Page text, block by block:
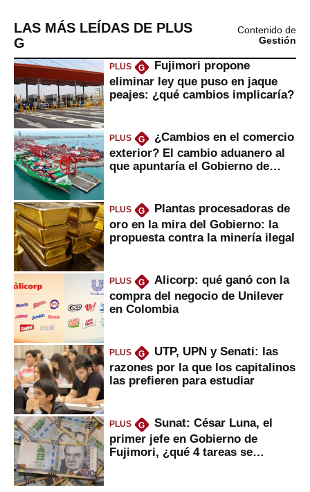
LAS MÁS LEÍDAS DE PLUS
G
Contenido de
Gestión
PLUS G
Fujimori propone
eliminar ley que puso en jaque
peajes: ¿qué cambios implicaría?
PLUS G
¿Cambios en el comercio
exterior? El cambio aduanero al
que apuntaría el Gobierno de
PLUS G
Plantas procesadoras de
oro en la mira del Gobierno: la
propuesta contra la minería ilegal
PLUS G
Alicorp: qué ganó con la
compra del negocio de Unilever
en Colombia
PLUS G
UTP, UPN y Senati: las
razones por la que los capitalinos
las prefieren para estudiar
PLUS G
Sunat: César Luna, el
primer jefe en Gobierno de
Fujimori, ¿qué 4 tareas se